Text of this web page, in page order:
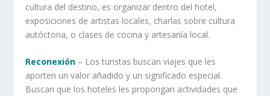
cultura del destino, es organizar dentro del hotel,
exposiciones de artistas locales, charlas sobre cultura
autóctona, o clases de cocina y artesanía local.
Reconexión – Los turistas buscan viajes que les
aporten un valor añadido y un significado especial.
Buscan que los hoteles les propongan actividades que